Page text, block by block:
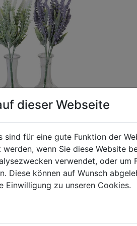
Für Irrtümer und
eines
und dem
dieser Webseite
für eine gute Funktion der
wenn Sie diese Website
verwendet, oder um
Diese können auf Wunsch
Einwilligung zu unseren Cookies.